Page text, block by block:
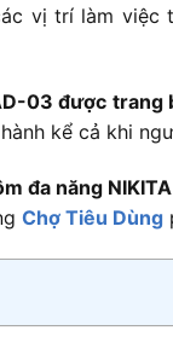
18 tháng
vị trí làm việc
03 được trang
kể cả khi
đa năng
Chợ Tiêu Dùng